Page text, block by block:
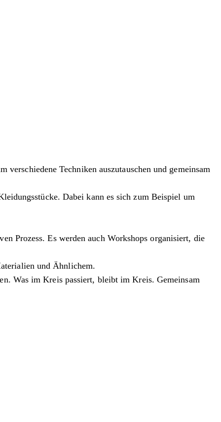
Techniken auszutauschen und gemeinsam
Dabei kann es sich zum Beispiel um
Prozess. Es werden auch Workshops organisiert, die
und Ähnlichem.
Was im Kreis passiert, bleibt im Kreis. Gemeinsam